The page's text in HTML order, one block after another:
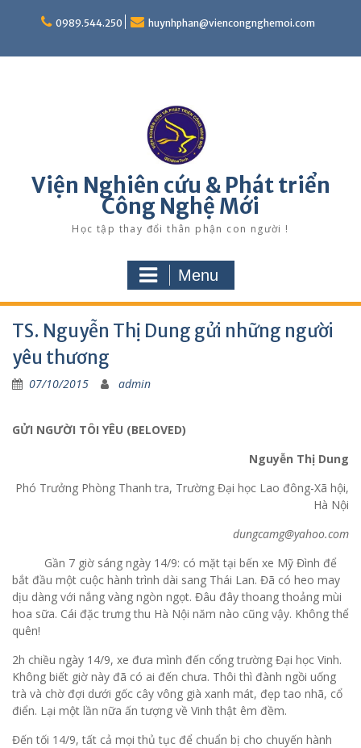
0989.544.250 huynhphan@viencongnghemoi.com
Viện Nghiên cứu & Phát triển
Công Nghệ Mới
Học tập thay đổi thân phận con người !
Menu
TS. Nguyễn Thị Dung gửi những người
yêu thương
07/10/2015 admin
GỬI NGƯỜI TÔI YÊU (BELOVED)
Nguyễn Thị Dung
Phó Trưởng Phòng Thanh tra, Trường Đại học Lao đông-Xã hội,
Hà Nội
dungcamg@yahoo.com
Gần 7 giờ sáng ngày 14/9: có mặt tại bến xe Mỹ Đình để
bắt đầu một cuộc hành trình dài sang Thái Lan. Đã có heo may
dịu dàng với nắng vàng ngòn ngọt. Đâu đây thoang thoảng mùi
hoa sữa. Cái đặc trưng thu Hà Nội năm nào cũng vậy. Không thể
quên!
2h chiều ngày 14/9, xe đưa mình đến cổng trường Đại học Vinh.
Không biết giờ này đã có ai đến chưa. Thôi thì đành ngồi uống
trà và chờ đợi dưới gốc cây vông già xanh mát, đẹp tao nhã, cổ
điển. Lại một lần nữa ấn tượng về Vinh thật êm đềm.
Đến tối 14/9, tất cả mọi thủ tục để chuẩn bị cho chuyến hành